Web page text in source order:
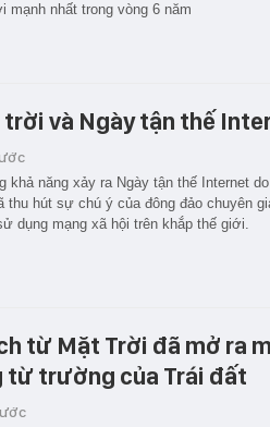
mạnh nhất trong vòng 6 năm
trời và Ngày tận thế
khả năng xảy ra Ngày tận thế Internet
thu hút sự chú ý của đông đảo chuyên
dụng mạng xã hội trên khắp thế giới.
từ Mặt Trời đã mở ra
trường của Trái đất